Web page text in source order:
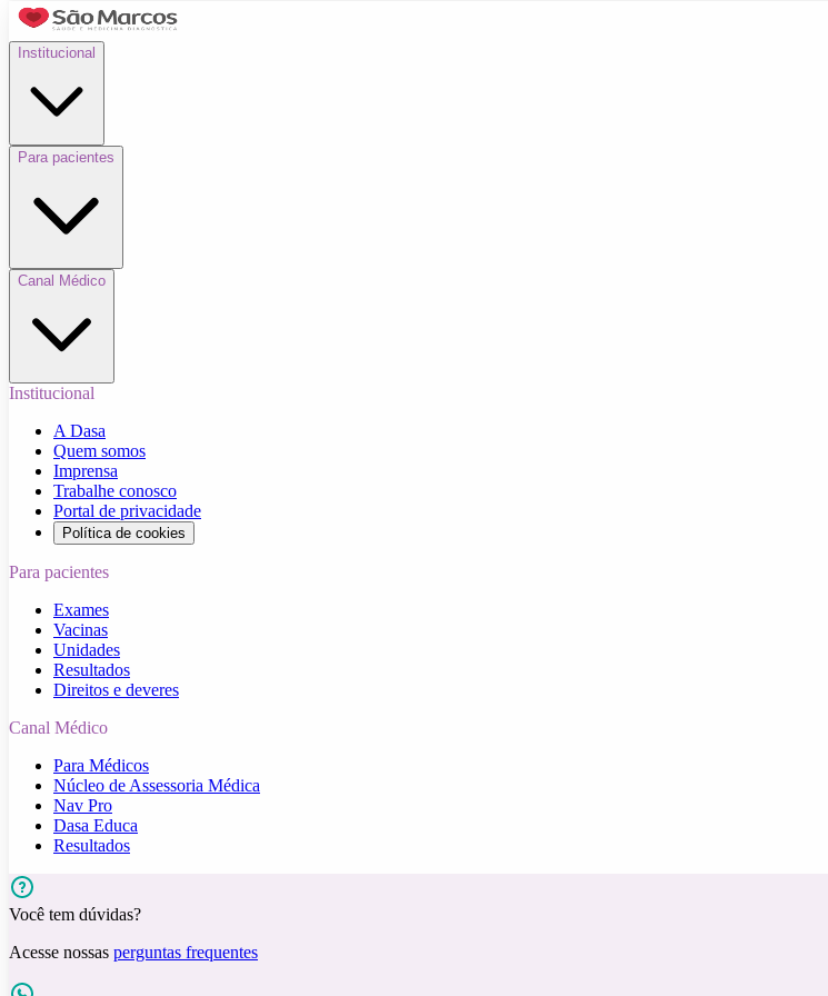
Institucional
Para pacientes
Canal Médico
Institucional
A Dasa
Quem somos
Imprensa
Trabalhe conosco
Portal de privacidade
Política de cookies
Para pacientes
Exames
Vacinas
Unidades
Resultados
Direitos e deveres
Canal Médico
Para Médicos
Núcleo de Assessoria Médica
Nav Pro
Dasa Educa
Resultados
Você tem dúvidas?
Acesse nossas perguntas frequentes